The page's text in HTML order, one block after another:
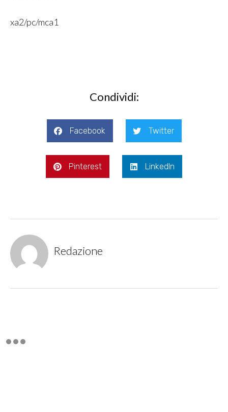
xa2/pc/mca1
Condividi:
Facebook Twitter
Pinterest LinkedIn
Redazione